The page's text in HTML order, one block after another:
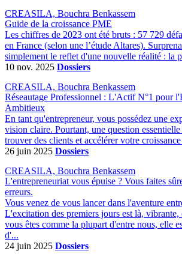
CREASILA, Bouchra Benkassem
Guide de la croissance PME
Les chiffres de 2023 ont été bruts : 57 729
en France (selon une l’étude Altares).
simplement le reflet d'une nouvelle réalité : la
10 nov. 2025 Dossiers
CREASILA, Bouchra Benkassem
Réseautage Professionnel : L'Actif N°1 pour
Ambitieux
En tant qu'entrepreneur, vous possédez une
vision claire. Pourtant, une question
trouver des clients et accélérer votre
26 juin 2025 Dossiers
CREASILA, Bouchra Benkassem
L'entrepreneuriat vous épuise ? Vous faites
erreurs.
Vous venez de vous lancer dans l'aventure
L'excitation des premiers jours est là,
vous êtes comme la plupart d'entre nous, elle
d'...
24 juin 2025 Dossiers